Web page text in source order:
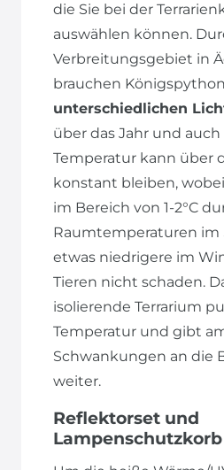
die Sie bei der
auswählen können.
Verbreitungsgebiet in
brauchen
unterschiedlichen
über das Jahr und auch
Temperatur kann über
konstant bleiben,
im Bereich von 1-2°C
Raumtemperaturen im
etwas niedrigere im
Tieren nicht schaden.
isolierende Terrarium
Temperatur und gibt
Schwankungen an die
weiter.
Reflektorset und
Lampenschutzkorb